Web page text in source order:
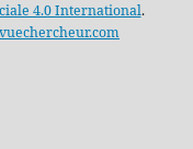
4.0 International.